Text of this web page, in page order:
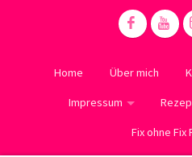
Home Über mich
Impressum
Fix ohne Fix